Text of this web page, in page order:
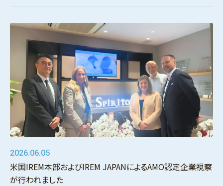
2026.06.05
米国IREM本部およびIREM JAPANによるAMO認定企業視察
が行われました